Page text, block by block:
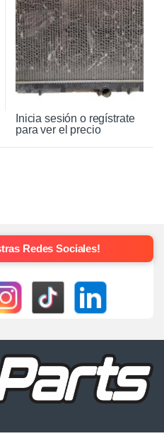
Inicia sesión o regístrate
para ver el precio
Redes Sociales!